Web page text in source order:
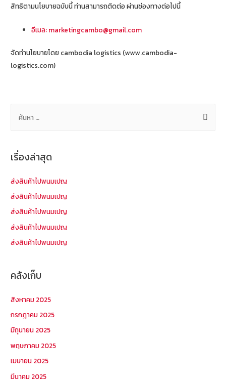
สิทธิตามนโยบายฉบับนี้ ท่านสามารถติดต่อ ผ่านช่องทางต่อไปนี้
อีเมล: marketingcambo@gmail.com
จัดทำนโยบายโดย cambodia logistics (www.cambodia-
logistics.com)
ห
รั
บ
เรื่องล่าสุด
ส่งสินค้าไปพนมเปญ
ส่งสินค้าไปพนมเปญ
ส่งสินค้าไปพนมเปญ
ส่งสินค้าไปพนมเปญ
ส่งสินค้าไปพนมเปญ
คลังเก็บ
สิงหาคม 2025
กรกฎาคม 2025
มิถุนายน 2025
พฤษภาคม 2025
เมษายน 2025
มีนาคม 2025